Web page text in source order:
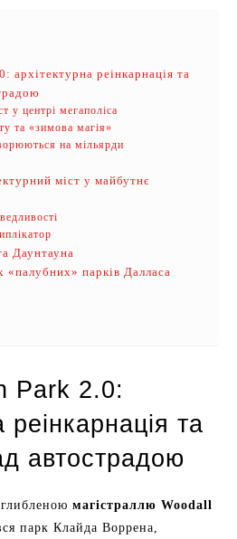
архітектурна реінкарнація та
у центрі мегаполіса
та «зимова магія»
на мільярди
міст у майбутнє
Даунтауна
«палубних» парків Далласа
Park 2.0:
реінкарнація та
автострадою
магістраллю Woodall
парк Клайда Воррена,